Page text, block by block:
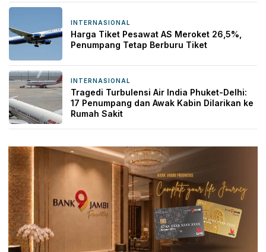
INTERNASIONAL
Harga Tiket Pesawat AS Meroket 26,5%,
Penumpang Tetap Berburu Tiket
INTERNASIONAL
Tragedi Turbulensi Air India Phuket-Delhi:
17 Penumpang dan Awak Kabin Dilarikan ke
Rumah Sakit